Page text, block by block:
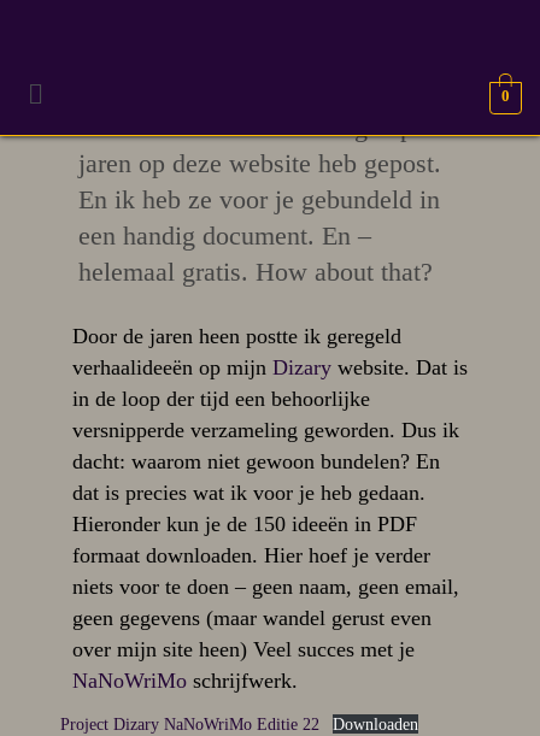
0
jaren op deze website heb gepost.
En ik heb ze voor je gebundeld in
een handig document. En –
helemaal gratis. How about that?
Door de jaren heen postte ik geregeld
verhaalideeën op mijn Dizary website. Dat is
in de loop der tijd een behoorlijke
versnipperde verzameling geworden. Dus ik
dacht: waarom niet gewoon bundelen? En
dat is precies wat ik voor je heb gedaan.
Hieronder kun je de 150 ideeën in PDF
formaat downloaden. Hier hoef je verder
niets voor te doen – geen naam, geen email,
geen gegevens (maar wandel gerust even
over mijn site heen) Veel succes met je
NaNoWriMo schrijfwerk.
Project Dizary NaNoWriMo Editie 22 Downloaden